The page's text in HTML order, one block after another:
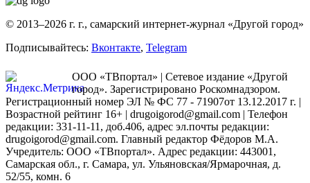
© 2013–2026 г. г., самарский интернет-журнал «Другой город»
Подписывайтесь: Вконтакте, Telegram
ООО «ТВпортал» | Сетевое издание «Другой
город». Зарегистрировано Роскомнадзором.
Регистрационный номер ЭЛ № ФС 77 - 71907от 13.12.2017 г. |
Возрастной рейтинг 16+ | drugoigorod@gmail.com | Телефон
редакции: 331-11-11, доб.406, адрес эл.почты редакции:
drugoigorod@gmail.com. Главный редактор Фёдоров М.А.
Учредитель: ООО «ТВпортал». Адрес редакции: 443001,
Самарская обл., г. Самара, ул. Ульяновская/Ярмарочная, д.
52/55, комн. 6